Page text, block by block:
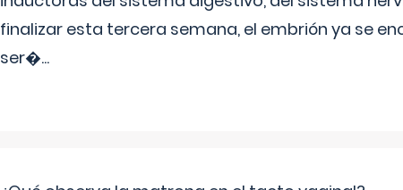
finalizar esta tercera semana, el embrión ya se
ser�...